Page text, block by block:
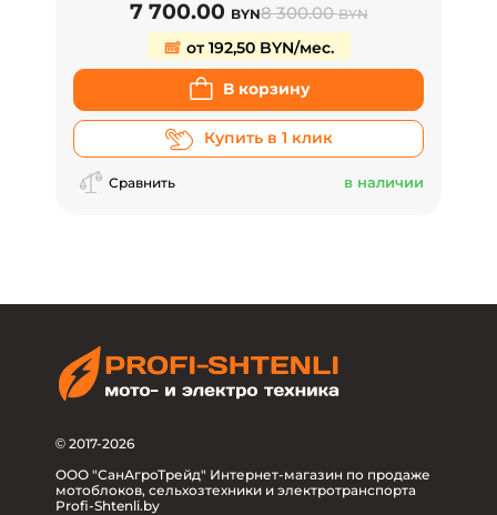
7 700.00 BYN8 300.00BYN
от 192,50 BYN/мес.
В корзину
Купить в 1 клик
Сравнить в наличии
© 2017-2026
ООО "СанАгроТрейд" Интернет-магазин по продаже
мотоблоков, сельхозтехники и электротранспорта
Profi-Shtenli.by